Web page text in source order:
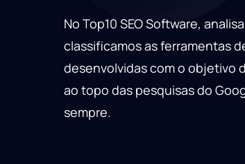
No Top10 SEO Software,
classificamos as ferramentas
desenvolvidas com o objetivo
ao topo das pesquisas do
sempre.